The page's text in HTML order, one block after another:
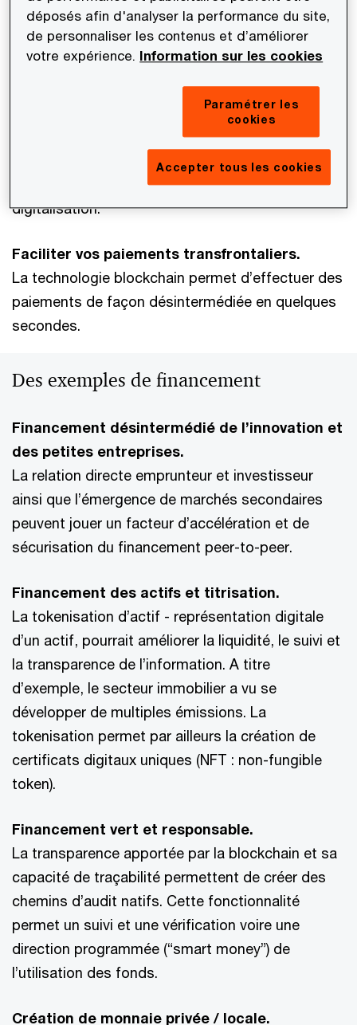
les plus innovants.
Utiliser un moyen innovant de paiement et de
Permettre aux entreprises et aux collectivités de
créer leur propre monnaie privée sous la forme de
stablecoins qui peuvent être utilisés par leurs
clients / utilisateurs et accompagner leur
digitalisation.
Faciliter vos paiements transfrontaliers.
La technologie blockchain permet d’effectuer des
paiements de façon désintermédiée en quelques
secondes.
Des exemples de financement
Financement désintermédié de l’innovation et
des petites entreprises.
La relation directe emprunteur et investisseur
ainsi que l’émergence de marchés secondaires
peuvent jouer un facteur d’accélération et de
sécurisation du financement peer-to-peer.
Financement des actifs et titrisation.
La tokenisation d’actif - représentation digitale
d’un actif, pourrait améliorer la liquidité, le suivi et
la transparence de l’information. A titre
d’exemple, le secteur immobilier a vu se
développer de multiples émissions. La
tokenisation permet par ailleurs la création de
certificats digitaux uniques (NFT : non-fungible
token).
Financement vert et responsable.
La transparence apportée par la blockchain et sa
capacité de traçabilité permettent de créer des
chemins d’audit natifs. Cette fonctionnalité
permet un suivi et une vérification voire une
direction programmée (“smart money”) de
l’utilisation des fonds.
Création de monnaie privée / locale.
déposés afin d'analyser la performance du site,
de personnaliser les contenus et d’améliorer
votre expérience. Information sur les cookies
Paramétrer les
cookies
Accepter tous les cookies